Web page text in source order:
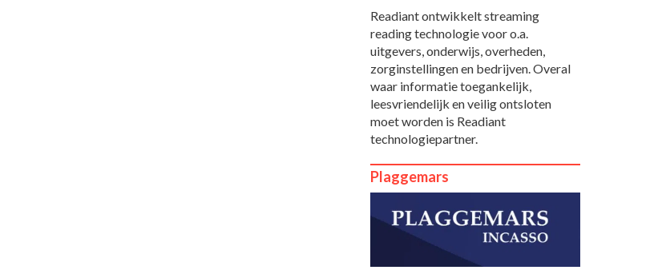
Readiant ontwikkelt streaming
reading technologie voor o.a.
uitgevers, onderwijs, overheden,
zorginstellingen en bedrijven. Overal
waar informatie toegankelijk,
leesvriendelijk en veilig ontsloten
moet worden is Readiant
technologiepartner.
Plaggemars